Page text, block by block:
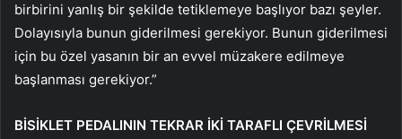
birbirini yanlış bir şekilde tetiklemeye başlıyor bazı şeyler.
Dolayısıyla bunun giderilmesi gerekiyor. Bunun giderilmesi
için bu özel yasanın bir an evvel müzakere edilmeye
başlanması gerekiyor.”
BİSİKLET PEDALININ TEKRAR İKİ TARAFLI ÇEVRİLMESİ